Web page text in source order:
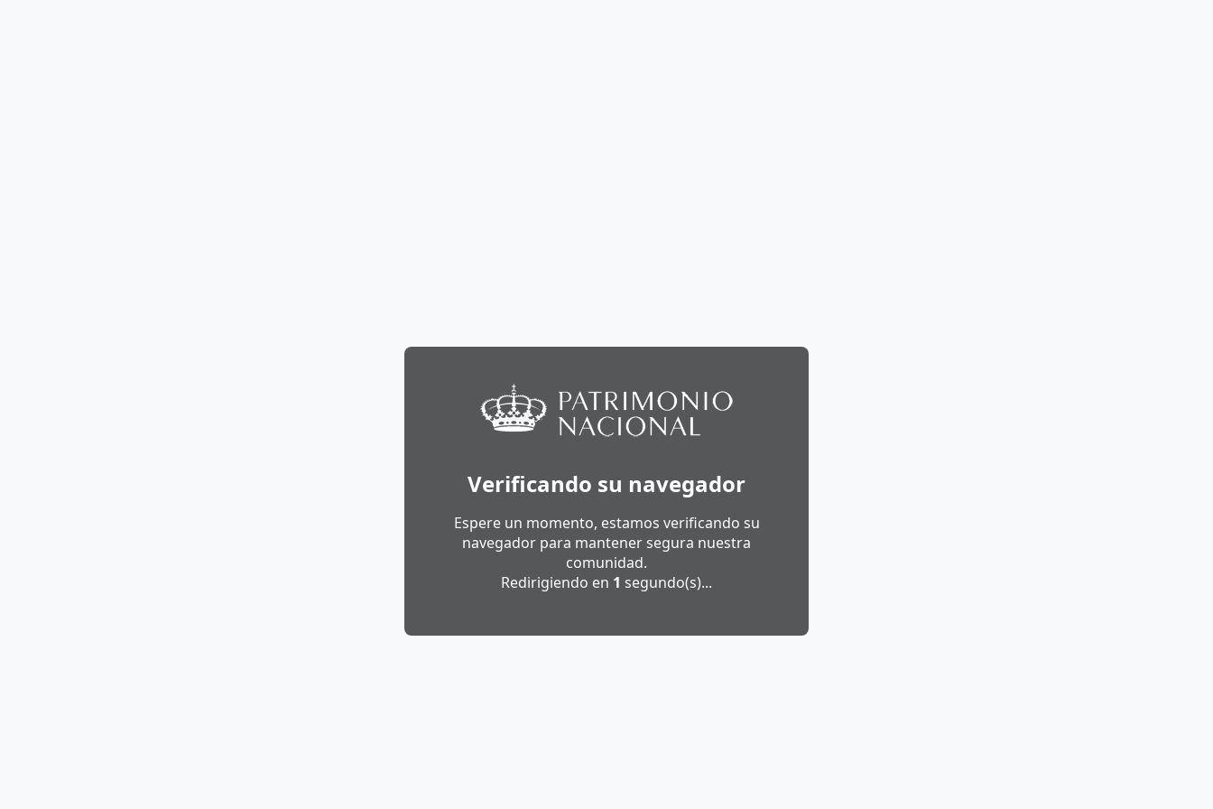
Verificando su navegador
Espere un momento, estamos verificando su
navegador para mantener segura nuestra
comunidad.
Redirigiendo en 1 segundo(s)...